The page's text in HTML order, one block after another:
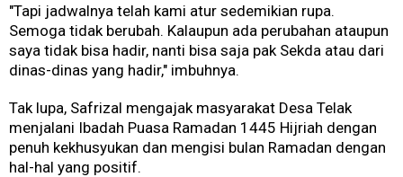
"Tapi jadwalnya telah kami atur sedemikian rupa.
Semoga tidak berubah. Kalaupun ada perubahan ataupun
saya tidak bisa hadir, nanti bisa saja pak Sekda atau dari
dinas-dinas yang hadir," imbuhnya.
Tak lupa, Safrizal mengajak masyarakat Desa Telak
menjalani Ibadah Puasa Ramadan 1445 Hijriah dengan
penuh kekhusyukan dan mengisi bulan Ramadan dengan
hal-hal yang positif.